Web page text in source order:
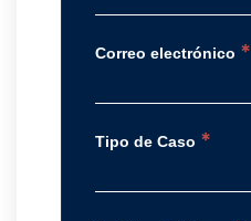
Correo electrónico *
Tipo de Caso *